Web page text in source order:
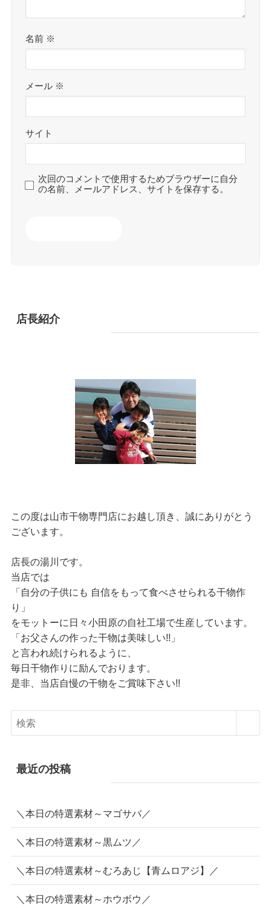
名前 ※
メール ※
サイト
次回のコメントで使用するためブラウザーに自分
の名前、メールアドレス、サイトを保存する。
店長紹介
この度は山市干物専門店にお越し頂き、誠にありがとう
ございます。
店長の湯川です。
当店では
「自分の子供にも 自信をもって食べさせられる干物作
り」
をモットーに日々小田原の自社工場で生産しています。
「お父さんの作った干物は美味しい!!」
と言われ続けられるように、
毎日干物作りに励んでおります。
是非、当店自慢の干物をご賞味下さい!!
最近の投稿
＼本日の特選素材～マゴサバ／
＼本日の特選素材～黒ムツ／
＼本日の特選素材～むろあじ【青ムロアジ】／
＼本日の特選素材～ホウボウ／